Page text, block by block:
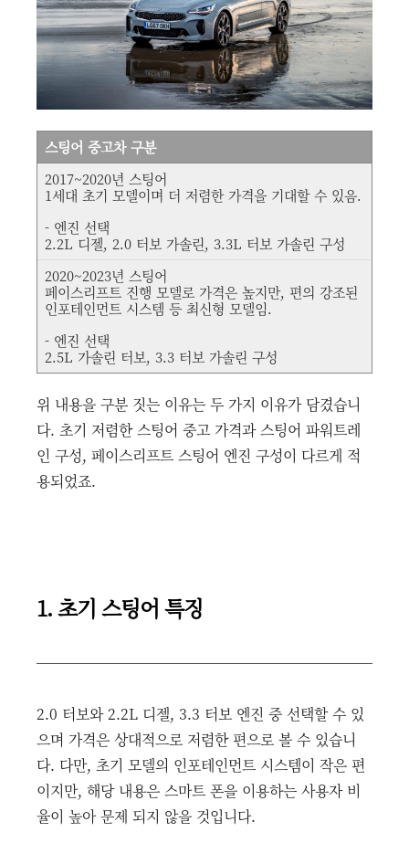
스팅어 중고차 구분
2017~2020년 스팅어
1세대 초기 모델이며 더 저렴한 가격을 기대할 수 있음.
- 엔진 선택
2.2L 디젤, 2.0 터보 가솔린, 3.3L 터보 가솔린 구성
2020~2023년 스팅어
페이스리프트 진행 모델로 가격은 높지만, 편의 강조된
인포테인먼트 시스템 등 최신형 모델임.
- 엔진 선택
2.5L 가솔린 터보, 3.3 터보 가솔린 구성
위 내용을 구분 짓는 이유는 두 가지 이유가 담겼습니
다. 초기 저렴한 스팅어 중고 가격과 스팅어 파워트레
인 구성, 페이스리프트 스팅어 엔진 구성이 다르게 적
용되었죠.
1. 초기 스팅어 특징
2.0 터보와 2.2L 디젤, 3.3 터보 엔진 중 선택할 수 있
으며 가격은 상대적으로 저렴한 편으로 볼 수 있습니
다. 다만, 초기 모델의 인포테인먼트 시스템이 작은 편
이지만, 해당 내용은 스마트 폰을 이용하는 사용자 비
율이 높아 문제 되지 않을 것입니다.